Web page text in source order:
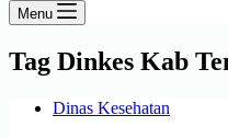
Menu
Tag Dinkes Kab
Dinas Kesehatan